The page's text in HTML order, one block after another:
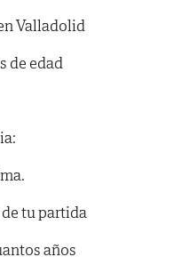
Valladolid
de edad
tu partida
años